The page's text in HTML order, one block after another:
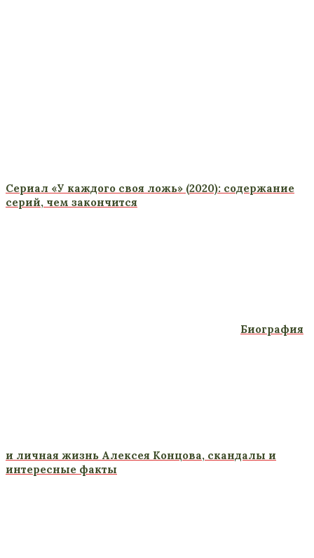
Сериал «У каждого своя ложь» (2020): содержание
серий, чем закончится
Биография
и личная жизнь Алексея Концова, скандалы и
интересные факты